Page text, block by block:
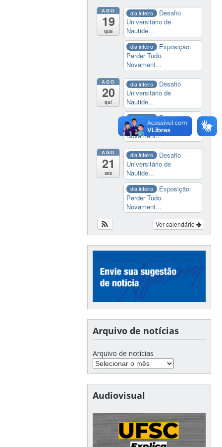
AGO
19
qua
dia inteiro
Desafio
Universitário de
Nautide...
dia inteiro
Exposição:
Perder Tudo.
Novament...
AGO
20
qui
dia inteiro
Desafio
Universitário de
Nautide...
dia inteiro
Exposição:
Perder Tudo.
Novament...
AGO
21
sex
dia inteiro
Desafio
Universitário de
Nautide...
dia inteiro
Exposição:
Perder Tudo.
Novament...
Ver calendário
Arquivo de notícias
Arquivo de notícias
Audiovisual